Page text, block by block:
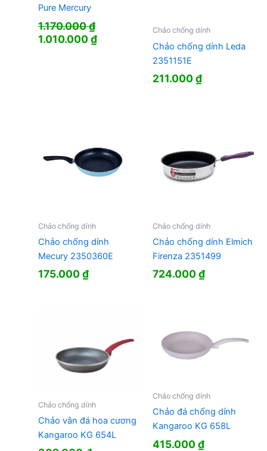
Pure Mercury
1.170.000₫
Giá
1.010.000₫Giá
Chảo chống dính
Chảo chống dính Leda
2351151E
211.000₫
Chảo chống dính
Chảo chống dính
Mecury 2350360E
175.000₫
Chảo chống dính
Chảo chống dính Elmich
Firenza 2351499
724.000₫
Chảo chống dính
Chảo vân đá hoa cương
Kangaroo KG 654L
Chảo chống dính
Chảo đá chống dính
Kangaroo KG 658L
415.000₫